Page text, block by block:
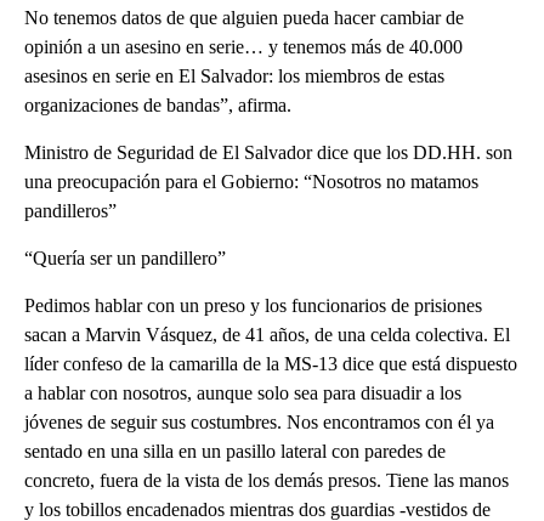
No tenemos datos de que alguien pueda hacer cambiar de
opinión a un asesino en serie… y tenemos más de 40.000
asesinos en serie en El Salvador: los miembros de estas
organizaciones de bandas”, afirma.
Ministro de Seguridad de El Salvador dice que los DD.HH. son
una preocupación para el Gobierno: “Nosotros no matamos
pandilleros”
“Quería ser un pandillero”
Pedimos hablar con un preso y los funcionarios de prisiones
sacan a Marvin Vásquez, de 41 años, de una celda colectiva. El
líder confeso de la camarilla de la MS-13 dice que está dispuesto
a hablar con nosotros, aunque solo sea para disuadir a los
jóvenes de seguir sus costumbres. Nos encontramos con él ya
sentado en una silla en un pasillo lateral con paredes de
concreto, fuera de la vista de los demás presos. Tiene las manos
y los tobillos encadenados mientras dos guardias -vestidos de